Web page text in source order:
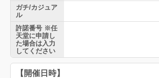
ガチ/カジュア
ル
許諾番号 ※任
天堂に申請し
た場合は入力
してください
【開催日時】